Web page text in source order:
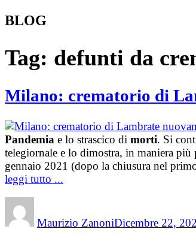
BLOG
Tag: defunti da
Milano: crematorio di
Pandemia e lo strascico di morti. Si
telegiornale e lo dimostra, in maniera più
gennaio 2021 (dopo la chiusura nel
leggi tutto ...
Maurizio Zanoni
on
Dicembre 22,